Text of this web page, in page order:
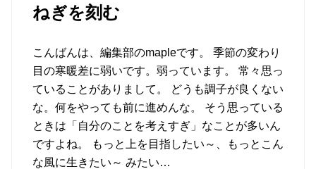
ねぎを刻む
こんばんは、編集部のmapleです。 季節の変わり
目の寒暖差に弱いです。弱っています。 常々思っ
ていることがありまして。 どうも調子が良くない
な。何をやっても前に進めんな。 そう思っている
ときは「自分のことを考えすぎ」なことが多いん
ですよね。 もっと上を目指したい～、もっとこん
な風に生きたい～ みたい…